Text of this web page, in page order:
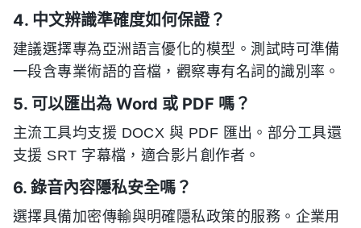
4. 中文辨識準確度如何保證？
建議選擇專為亞洲語言優化的模型。測試時可準備
一段含專業術語的音檔，觀察專有名詞的識別率。
5. 可以匯出為 Word 或 PDF 嗎？
主流工具均支援 DOCX 與 PDF 匯出。部分工具還
支援 SRT 字幕檔，適合影片創作者。
6. 錄音內容隱私安全嗎？
選擇具備加密傳輸與明確隱私政策的服務。企業用